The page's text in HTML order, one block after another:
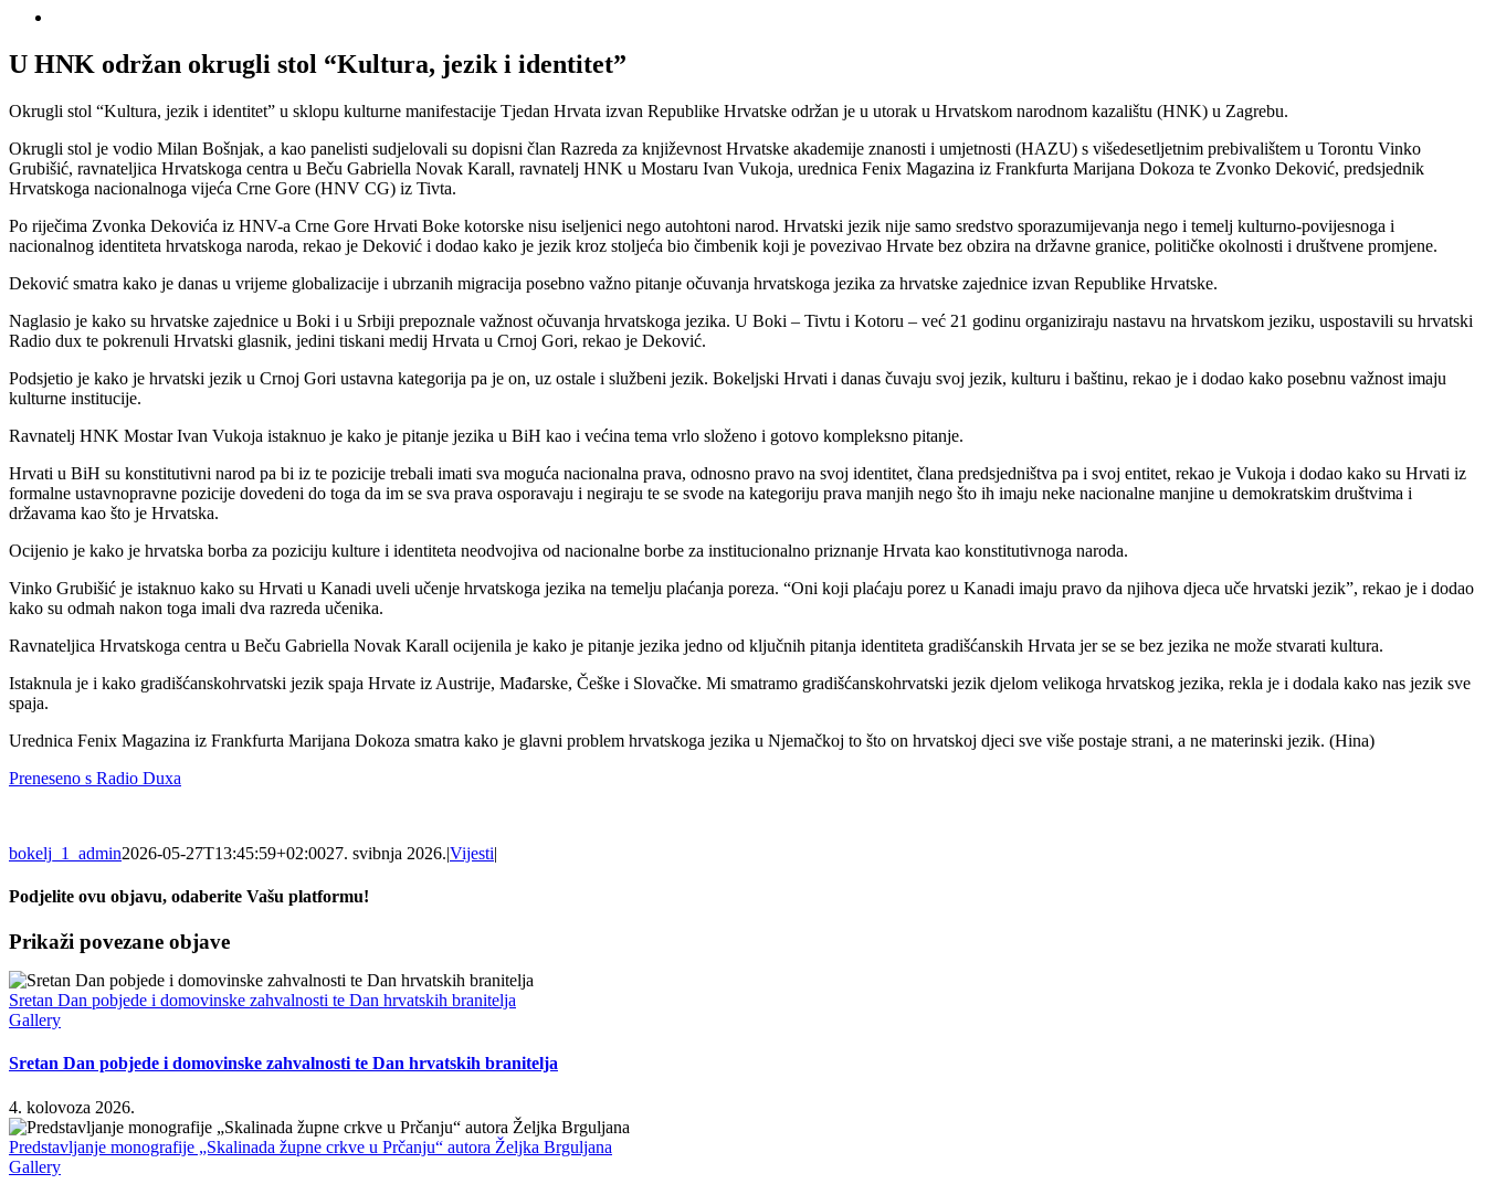
Image
U HNK održan okrugli stol “Kultura, jezik i identitet”
Okrugli stol “Kultura, jezik i identitet” u sklopu kulturne manifestacije Tjedan Hrvata izvan Republike Hrvatske održan je u utorak u Hrvatskom narodnom kazalištu (HNK) u Zagrebu.
Okrugli stol je vodio Milan Bošnjak, a kao panelisti sudjelovali su dopisni član Razreda za književnost Hrvatske akademije znanosti i umjetnosti (HAZU) s višedesetljetnim prebivalištem u Torontu Vinko
Grubišić, ravnateljica Hrvatskoga centra u Beču Gabriella Novak Karall, ravnatelj HNK u Mostaru Ivan Vukoja, urednica Fenix Magazina iz Frankfurta Marijana Dokoza te Zvonko Deković, predsjednik
Hrvatskoga nacionalnoga vijeća Crne Gore (HNV CG) iz Tivta.
Po riječima Zvonka Dekovića iz HNV-a Crne Gore Hrvati Boke kotorske nisu iseljenici nego autohtoni narod. Hrvatski jezik nije samo sredstvo sporazumijevanja nego i temelj kulturno-povijesnoga i
nacionalnog identiteta hrvatskoga naroda, rekao je Deković i dodao kako je jezik kroz stoljeća bio čimbenik koji je povezivao Hrvate bez obzira na državne granice, političke okolnosti i društvene promjene.
Deković smatra kako je danas u vrijeme globalizacije i ubrzanih migracija posebno važno pitanje očuvanja hrvatskoga jezika za hrvatske zajednice izvan Republike Hrvatske.
Naglasio je kako su hrvatske zajednice u Boki i u Srbiji prepoznale važnost očuvanja hrvatskoga jezika. U Boki – Tivtu i Kotoru – već 21 godinu organiziraju nastavu na hrvatskom jeziku, uspostavili su hrvatski
Radio dux te pokrenuli Hrvatski glasnik, jedini tiskani medij Hrvata u Crnoj Gori, rekao je Deković.
Podsjetio je kako je hrvatski jezik u Crnoj Gori ustavna kategorija pa je on, uz ostale i službeni jezik. Bokeljski Hrvati i danas čuvaju svoj jezik, kulturu i baštinu, rekao je i dodao kako posebnu važnost imaju
kulturne institucije.
Ravnatelj HNK Mostar Ivan Vukoja istaknuo je kako je pitanje jezika u BiH kao i većina tema vrlo složeno i gotovo kompleksno pitanje.
Hrvati u BiH su konstitutivni narod pa bi iz te pozicije trebali imati sva moguća nacionalna prava, odnosno pravo na svoj identitet, člana predsjedništva pa i svoj entitet, rekao je Vukoja i dodao kako su Hrvati iz
formalne ustavnopravne pozicije dovedeni do toga da im se sva prava osporavaju i negiraju te se svode na kategoriju prava manjih nego što ih imaju neke nacionalne manjine u demokratskim društvima i
državama kao što je Hrvatska.
Ocijenio je kako je hrvatska borba za poziciju kulture i identiteta neodvojiva od nacionalne borbe za institucionalno priznanje Hrvata kao konstitutivnoga naroda.
Vinko Grubišić je istaknuo kako su Hrvati u Kanadi uveli učenje hrvatskoga jezika na temelju plaćanja poreza. “Oni koji plaćaju porez u Kanadi imaju pravo da njihova djeca uče hrvatski jezik”, rekao je i dodao
kako su odmah nakon toga imali dva razreda učenika.
Ravnateljica Hrvatskoga centra u Beču Gabriella Novak Karall ocijenila je kako je pitanje jezika jedno od ključnih pitanja identiteta gradišćanskih Hrvata jer se se bez jezika ne može stvarati kultura.
Istaknula je i kako gradišćanskohrvatski jezik spaja Hrvate iz Austrije, Mađarske, Češke i Slovačke. Mi smatramo gradišćanskohrvatski jezik djelom velikoga hrvatskog jezika, rekla je i dodala kako nas jezik sve
spaja.
Urednica Fenix Magazina iz Frankfurta Marijana Dokoza smatra kako je glavni problem hrvatskoga jezika u Njemačkoj to što on hrvatskoj djeci sve više postaje strani, a ne materinski jezik. (Hina)
Preneseno s Radio Duxa
bokelj_1_admin2026-05-27T13:45:59+02:0027. svibnja 2026.|Vijesti|
Podjelite ovu objavu, odaberite Vašu platformu!
Facebook
X
WhatsApp
Pinterest
Email:
Prikaži povezane objave
Sretan Dan pobjede i domovinske zahvalnosti te Dan hrvatskih branitelja
Gallery
Sretan Dan pobjede i domovinske zahvalnosti te Dan hrvatskih branitelja
4. kolovoza 2026.
Predstavljanje monografije „Skalinada župne crkve u Prčanju“ autora Željka Brguljana
Gallery